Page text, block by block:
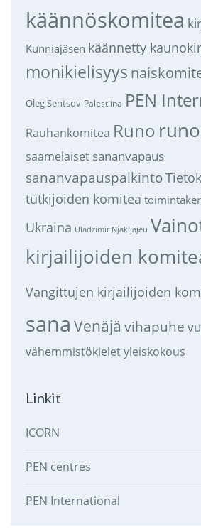
käännöskomitea
Kunniajäsen käännetty
monikielisyys
Oleg Sentsov Palestiina PEN
Rauhankomitea Runo
saamelaiset sananvapaus
sananvapauspalkinto
tutkijoiden komitea
Ukraina Uladzimir Njakljajeu
kirjailijoiden
Vangittujen kirjailijoiden
sana Venäjä vihapuhe
vähemmistökieletyleiskokous
Linkit
ICORN
PEN centres
PEN International